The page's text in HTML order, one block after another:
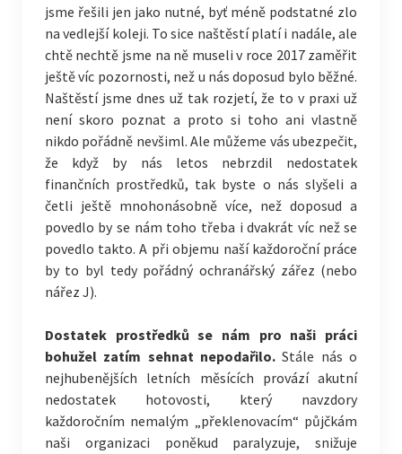
jsme řešili jen jako nutné, byť méně podstatné zlo
na vedlejší koleji. To sice naštěstí platí i nadále, ale
chtě nechtě jsme na ně museli v roce 2017 zaměřit
ještě víc pozornosti, než u nás doposud bylo běžné.
Naštěstí jsme dnes už tak rozjetí, že to v praxi už
není skoro poznat a proto si toho ani vlastně
nikdo pořádně nevšiml. Ale můžeme vás ubezpečit,
že když by nás letos nebrzdil nedostatek
finančních prostředků, tak byste o nás slyšeli a
četli ještě mnohonásobně více, než doposud a
povedlo by se nám toho třeba i dvakrát víc než se
povedlo takto. A při objemu naší každoroční práce
by to byl tedy pořádný ochranářský zářez (nebo
nářez J).
Dostatek prostředků se nám pro naši práci
bohužel zatím sehnat nepodařilo. Stále nás o
nejhubenějších letních měsících provází akutní
nedostatek hotovosti, který navzdory
každoročním nemalým „překlenovacím“ půjčkám
naši organizaci poněkud paralyzuje, snižuje